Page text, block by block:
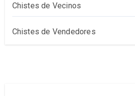
Chistes de Vecinos
Chistes de Vendedores